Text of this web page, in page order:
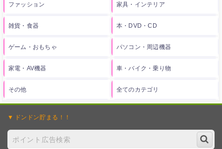
ファッション 家具・インテリア
雑貨・食器 本・DVD・CD
ゲーム・おもちゃ パソコン・周辺機器
家電・AV機器 車・バイク・乗り物
その他 全てのカテゴリ
ドンドン貯まる！！